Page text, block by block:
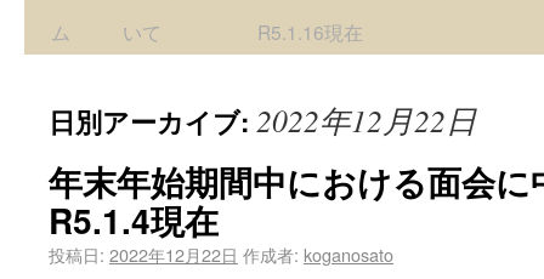
ム
いて
R5.1.16現在
日別アーカイブ: 2022年12月22日
年末年始期間中における面会
R5.1.4現在
投稿日: 2022年12月22日 作成者: koganosato